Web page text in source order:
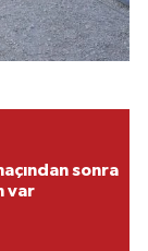
sonra
var